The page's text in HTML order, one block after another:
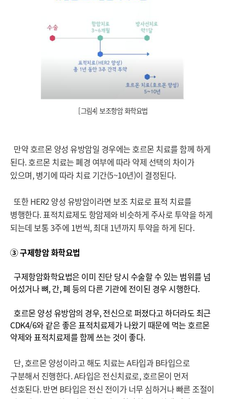
[그림4] 보조항암 화학요법
만약 호르몬 양성 유방암일 경우에는 호르몬 치료를 함께 하게
된다. 호르몬 치료는 폐경 여부에 따라 약제 선택의 차이가
있으며, 병기에 따라 치료 기간(5~10년)이 결정된다.
또한 HER2 양성 유방암이라면 보조 치료로 표적 치료를
병행한다. 표적치료제도 항암제와 비슷하게 주사로 투약을 하게
되는데 보통 3주에 1번씩, 최대 1년까지 투약을 하게 된다.
③ 구제항암 화학요법
구제항암화학요법은 이미 진단 당시 수술할 수 있는 범위를 넘
어섰거나 뼈, 간, 폐 등의 다른 기관에 전이된 경우 시행한다.
호르몬 양성 유방암의 경우, 전신으로 퍼졌다고 하더라도 최근
CDK4/6와 같은 좋은 표적치료제가 나왔기 때문에 먹는 호르몬
약제와 표적치료제를 함께 쓰는 것이 좋다.
단, 호르몬 양성이라고 해도 치료는 A타입과 B타입으로
구분해서 진행한다. A타입은 전신치료로, 호르몬이 먼저
선호된다. 반면 B타입은 전신 전이가 너무 심하거나 빠른 조절이